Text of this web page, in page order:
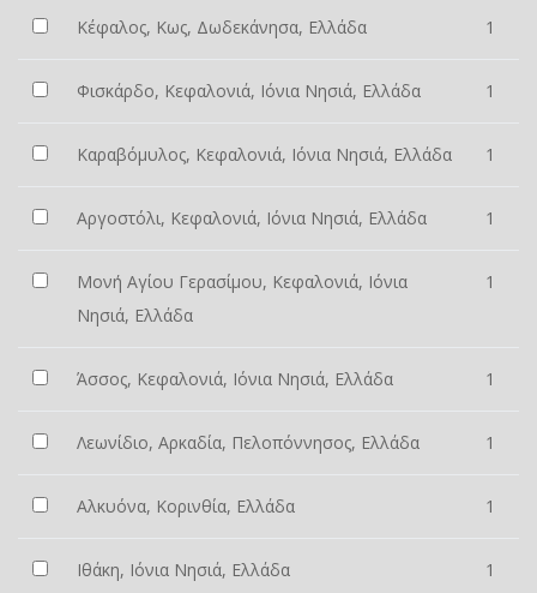
Κέφαλος, Κως, Δωδεκάνησα, Ελλάδα 1
Φισκάρδο, Κεφαλονιά, Ιόνια Νησιά, Ελλάδα 1
Καραβόμυλος, Κεφαλονιά, Ιόνια Νησιά, Ελλάδα 1
Αργοστόλι, Κεφαλονιά, Ιόνια Νησιά, Ελλάδα 1
Μονή Αγίου Γερασίμου, Κεφαλονιά, Ιόνια
Νησιά, Ελλάδα
1
Άσσος, Κεφαλονιά, Ιόνια Νησιά, Ελλάδα 1
Λεωνίδιο, Αρκαδία, Πελοπόννησος, Ελλάδα 1
Αλκυόνα, Κορινθία, Ελλάδα 1
Ιθάκη, Ιόνια Νησιά, Ελλάδα 1